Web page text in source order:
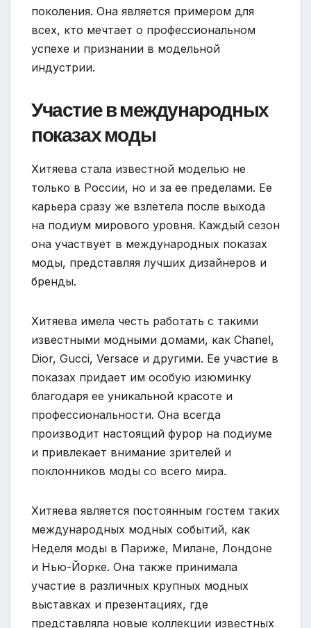
поколения. Она является примером для
всех, кто мечтает о профессиональном
успехе и признании в модельной
индустрии.
Участие в международных
показах моды
Хитяева стала известной моделью не
только в России, но и за ее пределами. Ее
карьера сразу же взлетела после выхода
на подиум мирового уровня. Каждый сезон
она участвует в международных показах
моды, представляя лучших дизайнеров и
бренды.
Хитяева имела честь работать с такими
известными модными домами, как Chanel,
Dior, Gucci, Versace и другими. Ее участие в
показах придает им особую изюминку
благодаря ее уникальной красоте и
профессиональности. Она всегда
производит настоящий фурор на подиуме
и привлекает внимание зрителей и
поклонников моды со всего мира.
Хитяева является постоянным гостем таких
международных модных событий, как
Неделя моды в Париже, Милане, Лондоне
и Нью-Йорке. Она также принимала
участие в различных крупных модных
выставках и презентациях, где
представляла новые коллекции известных